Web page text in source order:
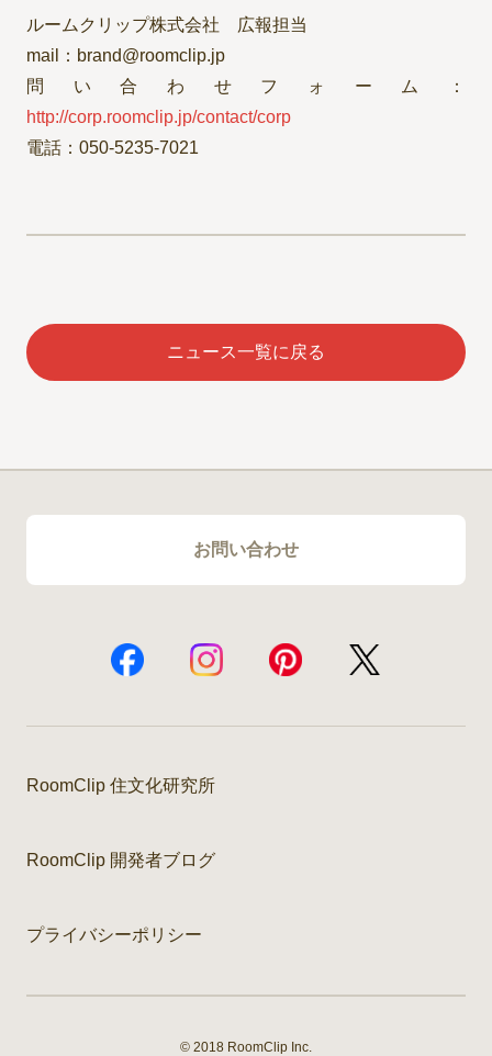
ルームクリップ株式会社 広報担当
mail：brand@roomclip.jp
問い合わせフォーム：
http://corp.roomclip.jp/contact/corp
電話：050-5235-7021
ニュース一覧に戻る
お問い合わせ
RoomClip 住文化研究所
RoomClip 開発者ブログ
プライバシーポリシー
© 2018 RoomClip Inc.